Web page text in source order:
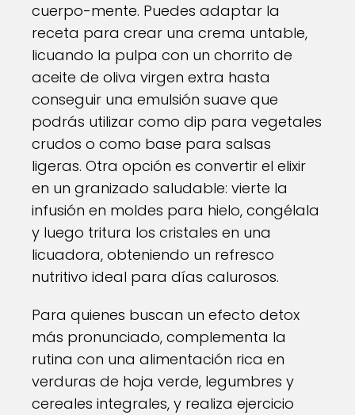
cuerpo-mente. Puedes adaptar la
receta para crear una crema untable,
licuando la pulpa con un chorrito de
aceite de oliva virgen extra hasta
conseguir una emulsión suave que
podrás utilizar como dip para vegetales
crudos o como base para salsas
ligeras. Otra opción es convertir el elixir
en un granizado saludable: vierte la
infusión en moldes para hielo, congélala
y luego tritura los cristales en una
licuadora, obteniendo un refresco
nutritivo ideal para días calurosos.
Para quienes buscan un efecto detox
más pronunciado, complementa la
rutina con una alimentación rica en
verduras de hoja verde, legumbres y
cereales integrales, y realiza ejercicio